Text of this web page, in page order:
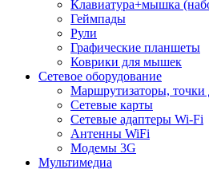
Клавиатура+мышка
Геймпады
Рули
Графические планшеты
Коврики для мышек
Сетевое оборудование
Маршрутизаторы, точки
Сетевые карты
Сетевые адаптеры Wi-Fi
Антенны WiFi
Модемы 3G
Мультимедиа